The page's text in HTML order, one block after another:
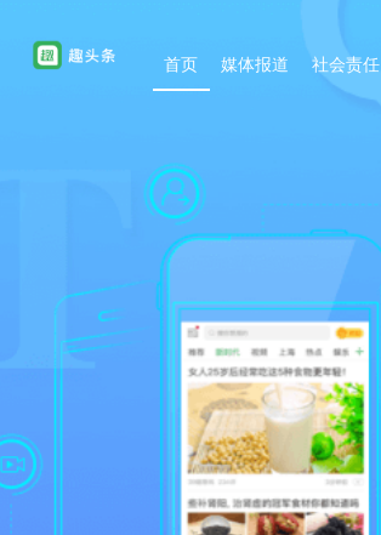
首页 媒体报道 社会责任